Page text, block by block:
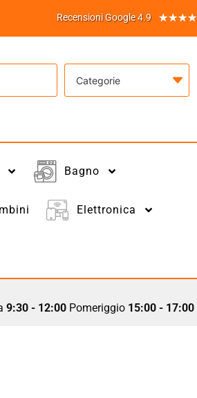
Recensioni Google 4.9 ★★★★
Categorie
Bagno
Elettronica
9:30 - 12:00Pomeriggio 15:00 - 17:00